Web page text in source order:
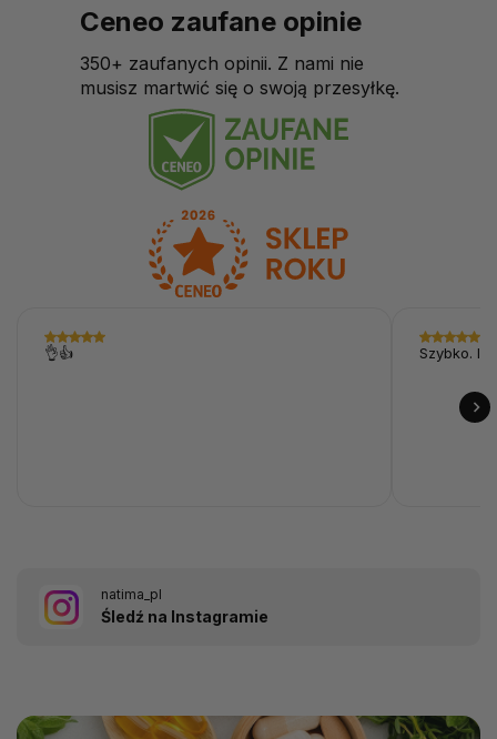
Ceneo zaufane opinie
350+ zaufanych opinii. Z nami nie
musisz martwić się o swoją przesyłkę.
👌👍 Szybko. I
natima_pl
Śledź na Instagramie